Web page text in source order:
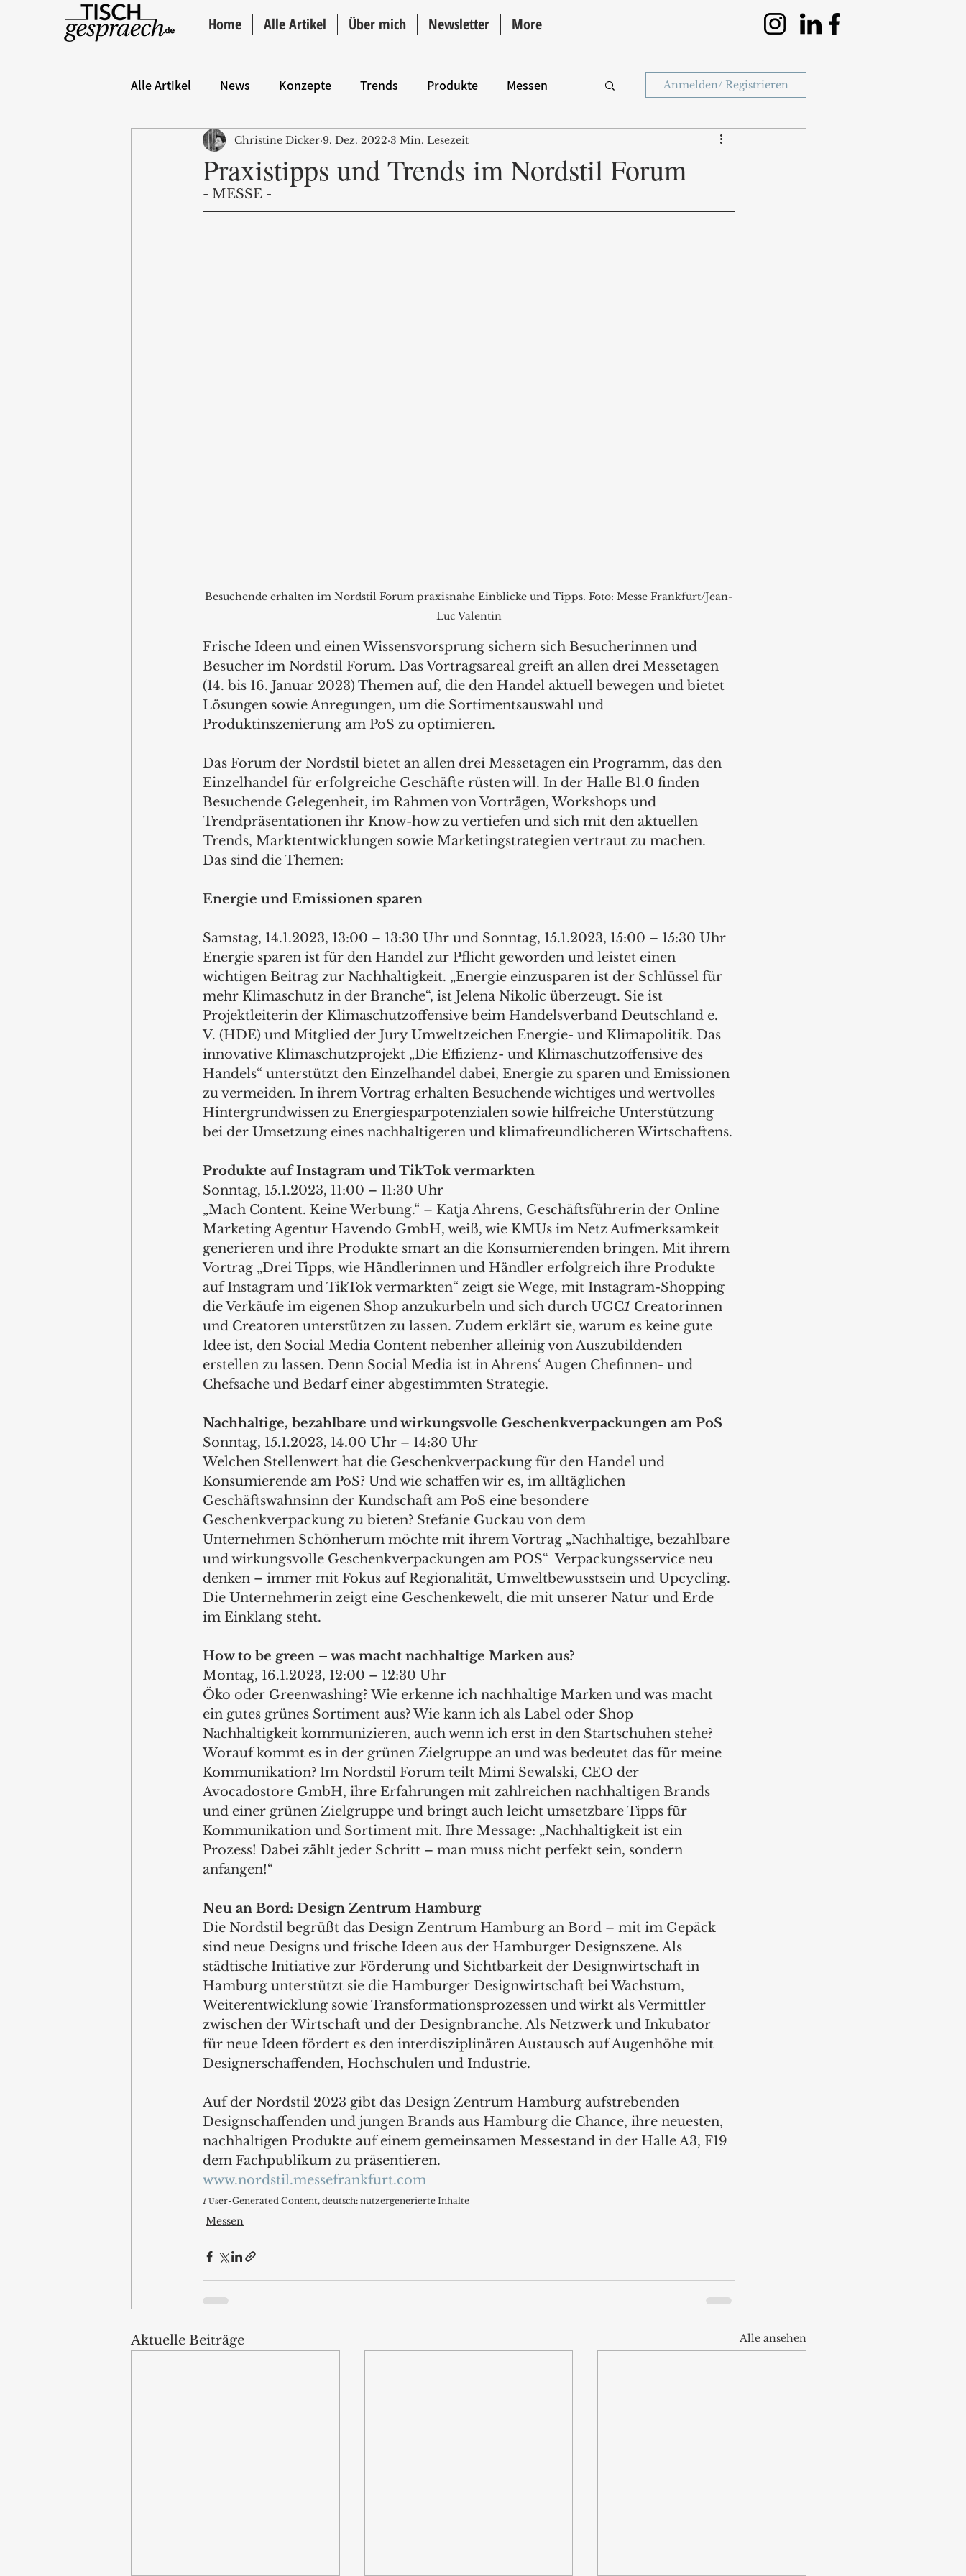
Home Alle Artikel Über mich Newsletter More
Alle Artikel News Konzepte Trends Produkte Messen
Hintergrund ANZEIGE Intro
Anmelden/ Registrieren
Praxistipps und Trends im Nordstil Forum
Christine Dicker 9. Dez. 2022 3 Min. Lesezeit
- MESSE -
Besuchende erhalten im Nordstil Forum praxisnahe Einblicke und Tipps. Foto: Messe Frankfurt/Jean-
Luc Valentin
Frische Ideen und einen Wissensvorsprung sichern sich Besucherinnen und
Besucher im Nordstil Forum. Das Vortragsareal greift an allen drei Messetagen
(14. bis 16. Januar 2023) Themen auf, die den Handel aktuell bewegen und bietet
Lösungen sowie Anregungen, um die Sortimentsauswahl und
Produktinszenierung am PoS zu optimieren.
Das Forum der Nordstil bietet an allen drei Messetagen ein Programm, das den
Einzelhandel für erfolgreiche Geschäfte rüsten will. In der Halle B1.0 finden
Besuchende Gelegenheit, im Rahmen von Vorträgen, Workshops und
Trendpräsentationen ihr Know-how zu vertiefen und sich mit den aktuellen
Trends, Marktentwicklungen sowie Marketingstrategien vertraut zu machen.
Das sind die Themen:
Energie und Emissionen sparen
Samstag, 14.1.2023, 13:00 – 13:30 Uhr und Sonntag, 15.1.2023, 15:00 – 15:30 Uhr
Energie sparen ist für den Handel zur Pflicht geworden und leistet einen
wichtigen Beitrag zur Nachhaltigkeit. „Energie einzusparen ist der Schlüssel für
mehr Klimaschutz in der Branche“, ist Jelena Nikolic überzeugt. Sie ist
Projektleiterin der Klimaschutzoffensive beim Handelsverband Deutschland e.
V. (HDE) und Mitglied der Jury Umweltzeichen Energie- und Klimapolitik. Das
innovative Klimaschutzprojekt „Die Effizienz- und Klimaschutzoffensive des
Handels“ unterstützt den Einzelhandel dabei, Energie zu sparen und Emissionen
zu vermeiden. In ihrem Vortrag erhalten Besuchende wichtiges und wertvolles
Hintergrundwissen zu Energiesparpotenzialen sowie hilfreiche Unterstützung
bei der Umsetzung eines nachhaltigeren und klimafreundlicheren Wirtschaftens.
Produkte auf Instagram und TikTok vermarkten
Sonntag, 15.1.2023, 11:00 – 11:30 Uhr
„Mach Content. Keine Werbung.“ – Katja Ahrens, Geschäftsführerin der Online
Marketing Agentur Havendo GmbH, weiß, wie KMUs im Netz Aufmerksamkeit
generieren und ihre Produkte smart an die Konsumierenden bringen. Mit ihrem
Vortrag „Drei Tipps, wie Händlerinnen und Händler erfolgreich ihre Produkte
auf Instagram und TikTok vermarkten“ zeigt sie Wege, mit Instagram-Shopping
die Verkäufe im eigenen Shop anzukurbeln und sich durch UGC1 Creatorinnen
und Creatoren unterstützen zu lassen. Zudem erklärt sie, warum es keine gute
Idee ist, den Social Media Content nebenher alleinig von Auszubildenden
erstellen zu lassen. Denn Social Media ist in Ahrens‘ Augen Chefinnen- und
Chefsache und Bedarf einer abgestimmten Strategie.
Nachhaltige, bezahlbare und wirkungsvolle Geschenkverpackungen am PoS
Sonntag, 15.1.2023, 14.00 Uhr – 14:30 Uhr
Welchen Stellenwert hat die Geschenkverpackung für den Handel und
Konsumierende am PoS? Und wie schaffen wir es, im alltäglichen
Geschäftswahnsinn der Kundschaft am PoS eine besondere
Geschenkverpackung zu bieten? Stefanie Guckau von dem
Unternehmen Schönherum möchte mit ihrem Vortrag „Nachhaltige, bezahlbare
und wirkungsvolle Geschenkverpackungen am POS“  Verpackungsservice neu
denken – immer mit Fokus auf Regionalität, Umweltbewusstsein und Upcycling.
Die Unternehmerin zeigt eine Geschenkewelt, die mit unserer Natur und Erde
im Einklang steht.
How to be green – was macht nachhaltige Marken aus?
Montag, 16.1.2023, 12:00 – 12:30 Uhr
Öko oder Greenwashing? Wie erkenne ich nachhaltige Marken und was macht
ein gutes grünes Sortiment aus? Wie kann ich als Label oder Shop
Nachhaltigkeit kommunizieren, auch wenn ich erst in den Startschuhen stehe?
Worauf kommt es in der grünen Zielgruppe an und was bedeutet das für meine
Kommunikation? Im Nordstil Forum teilt Mimi Sewalski, CEO der
Avocadostore GmbH, ihre Erfahrungen mit zahlreichen nachhaltigen Brands
und einer grünen Zielgruppe und bringt auch leicht umsetzbare Tipps für
Kommunikation und Sortiment mit. Ihre Message: „Nachhaltigkeit ist ein
Prozess! Dabei zählt jeder Schritt – man muss nicht perfekt sein, sondern
anfangen!“
Neu an Bord: Design Zentrum Hamburg
Die Nordstil begrüßt das Design Zentrum Hamburg an Bord – mit im Gepäck
sind neue Designs und frische Ideen aus der Hamburger Designszene. Als
städtische Initiative zur Förderung und Sichtbarkeit der Designwirtschaft in
Hamburg unterstützt sie die Hamburger Designwirtschaft bei Wachstum,
Weiterentwicklung sowie Transformationsprozessen und wirkt als Vermittler
zwischen der Wirtschaft und der Designbranche. Als Netzwerk und Inkubator
für neue Ideen fördert es den interdisziplinären Austausch auf Augenhöhe mit
Designerschaffenden, Hochschulen und Industrie.
Auf der Nordstil 2023 gibt das Design Zentrum Hamburg aufstrebenden
Designschaffenden und jungen Brands aus Hamburg die Chance, ihre neuesten,
nachhaltigen Produkte auf einem gemeinsamen Messestand in der Halle A3, F19
dem Fachpublikum zu präsentieren.
www.nordstil.messefrankfurt.com
1 User-Generated Content, deutsch: nutzergenerierte Inhalte
Messen
Aktuelle Beiträge Alle ansehen